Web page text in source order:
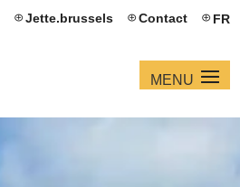
Jette.brussels Contact FR